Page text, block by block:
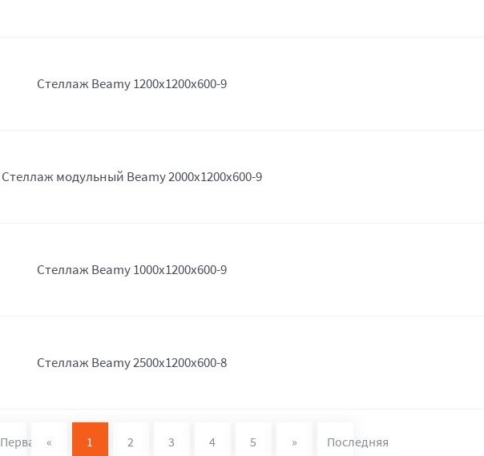
Стеллаж Beamy 1200x1200x600-9
Стеллаж модульный Beamy 2000x1200x600-9
Стеллаж Beamy 1000x1200x600-9
Стеллаж Beamy 2500x1200x600-8
Первая « 1 2 3 4 5 » Последняя